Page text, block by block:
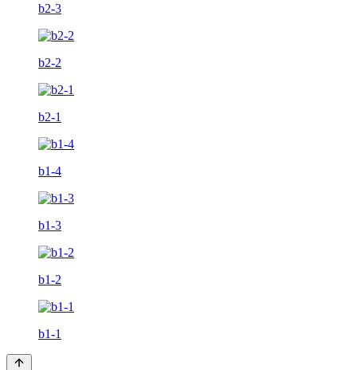
b2-3
b2-2
b2-1
b1-4
b1-3
b1-2
b1-1